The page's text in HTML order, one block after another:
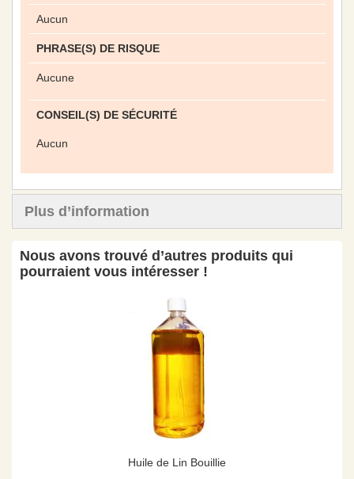
Aucun
PHRASE(S) DE RISQUE
Aucune
CONSEIL(S) DE SÉCURITÉ
Aucun
Plus d’information
Nous avons trouvé d’autres produits qui
pourraient vous intéresser !
Huile de Lin Bouillie